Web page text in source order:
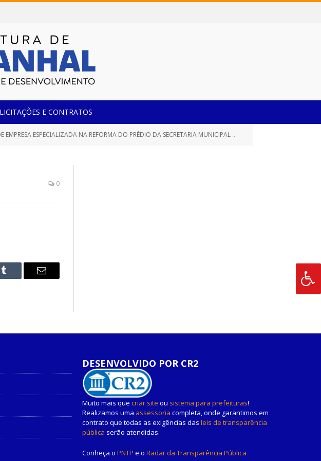
LICITAÇÕES E CONTRATOS
ESPECIALIZADA NA REFORMA DO PRÉDIO DA SECRETARIA MUNICIPAL DE EDUCAÇÃO)
0
Tumblr
E-
DESENVOLVIDO POR CR2
Muito mais que criar site ou sistema para prefeituras!
Realizamos uma assessoria completa, onde garantimos em
contrato que todas as exigências das leis de transparência
pública serão atendidas.
Conheça o PNTP e o Radar da Transparência Pública